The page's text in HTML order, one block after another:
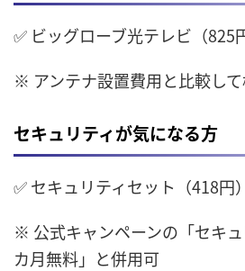
✅ ビッグローブ光テレビ（825
※ アンテナ設置費用と比較し
セキュリティが気になる方
✅ セキュリティセット（418円）
※ 公式キャンペーンの「セキ
カ月無料」と併用可